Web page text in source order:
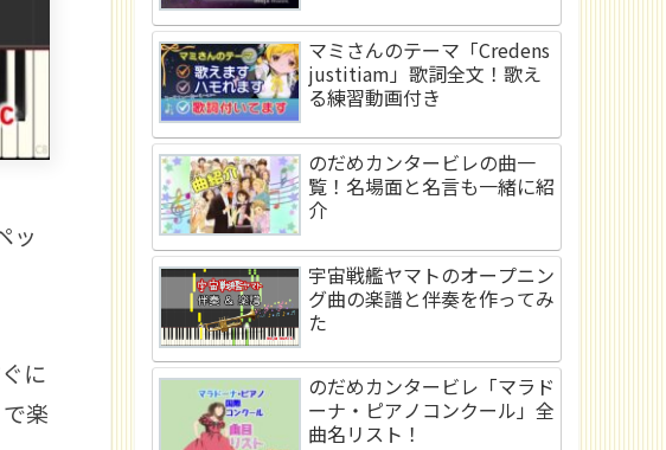
ッ
に
楽
マミさんのテーマ「Credens
justitiam」歌詞全文！歌え
る練習動画付き
のだめカンタービレの曲一
覧！名場面と名言も一緒に紹
介
宇宙戦艦ヤマトのオープニン
グ曲の楽譜と伴奏を作ってみ
た
のだめカンタービレ「マラド
ーナ・ピアノコンクール」全
曲名リスト！